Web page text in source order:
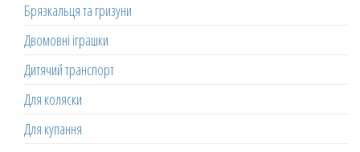
Брязкальця та гризуни
Двомовні іграшки
Дитячий транспорт
Для коляски
Для купання